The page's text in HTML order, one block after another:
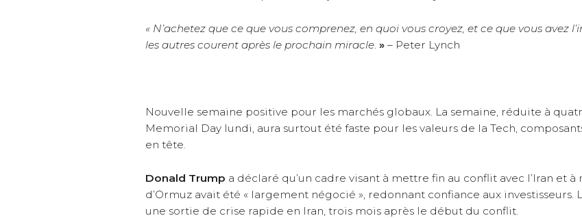
« N’achetez que ce que vous comprenez, en quoi vous croyez, et ce que vous
les autres courent après le prochain miracle. » – Peter Lynch
Nouvelle semaine positive pour les marchés globaux. La semaine, réduite à
Memorial Day lundi, aura surtout été faste pour les valeurs de la Tech,
en tête.
Donald Trump a déclaré qu’un cadre visant à mettre fin au conflit avec l’Iran et
d’Ormuz avait été « largement négocié », redonnant confiance aux
une sortie de crise rapide en Iran, trois mois après le début du conflit.